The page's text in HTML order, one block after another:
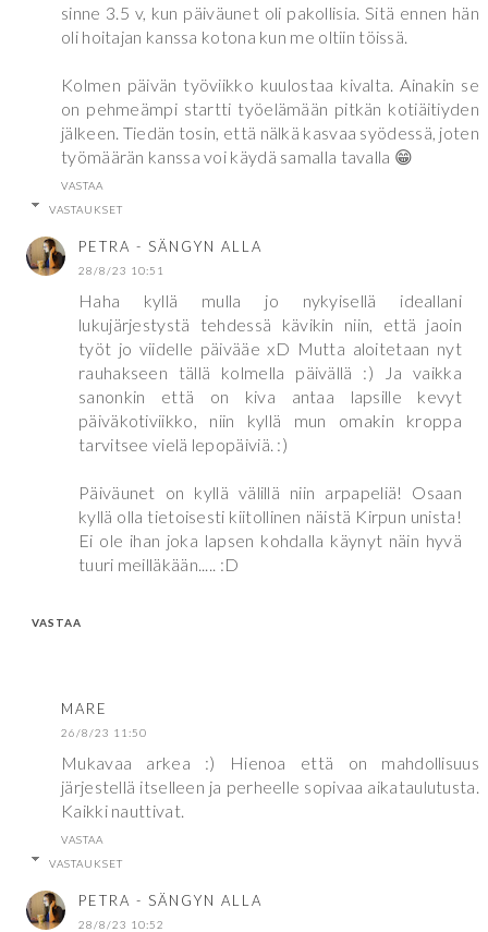
sinne 3.5 v, kun päiväunet oli pakollisia. Sitä ennen hän
oli hoitajan kanssa kotona kun me oltiin töissä.
Kolmen päivän työviikko kuulostaa kivalta. Ainakin se
on pehmeämpi startti työelämään pitkän kotiäitiyden
jälkeen. Tiedän tosin, että nälkä kasvaa syödessä, joten
työmäärän kanssa voi käydä samalla tavalla 😁
VASTAA
VASTAUKSET
PETRA - SÄNGYN ALLA
28/8/23 10:51
Haha kyllä mulla jo nykyisellä ideallani
lukujärjestystä tehdessä kävikin niin, että jaoin
työt jo viidelle päivääe xD Mutta aloitetaan nyt
rauhakseen tällä kolmella päivällä :) Ja vaikka
sanonkin että on kiva antaa lapsille kevyt
päiväkotiviikko, niin kyllä mun omakin kroppa
tarvitsee vielä lepopäiviä. :)
Päiväunet on kyllä välillä niin arpapeliä! Osaan
kyllä olla tietoisesti kiitollinen näistä Kirpun unista!
Ei ole ihan joka lapsen kohdalla käynyt näin hyvä
tuuri meilläkään..... :D
VASTAA
MARE
26/8/23 11:50
Mukavaa arkea :) Hienoa että on mahdollisuus
järjestellä itselleen ja perheelle sopivaa aikataulutusta.
Kaikki nauttivat.
VASTAA
VASTAUKSET
PETRA - SÄNGYN ALLA
28/8/23 10:52